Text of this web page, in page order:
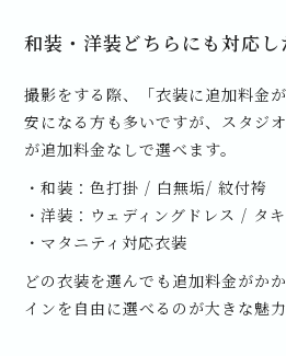
和装・洋装どちらにも対応
撮影をする際、「衣装に追加料金
安になる方も多いですが、スタジ
が追加料金なしで選べます。
・和装：色打掛 / 白無垢/ 紋付袴
・洋装：ウェディングドレス / タ
・マタニティ対応衣装
どの衣装を選んでも追加料金がか
インを自由に選べるのが大きな魅力